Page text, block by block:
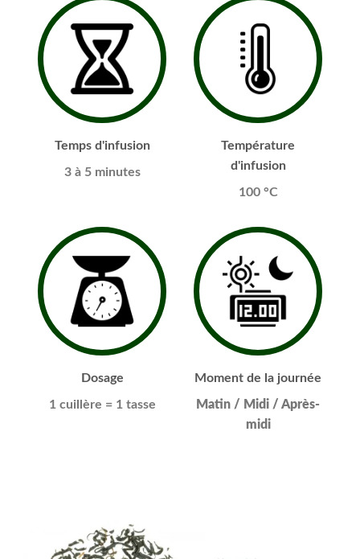
Temps d'infusion
3 à 5 minutes
Température
d'infusion
100 °C
Dosage
1 cuillère = 1 tasse
Moment de la journée
Matin / Midi / Après-
midi